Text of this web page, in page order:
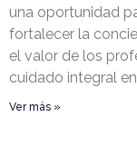
una oportunidad
fortalecer la
el valor de los
cuidado integral
Ver más »